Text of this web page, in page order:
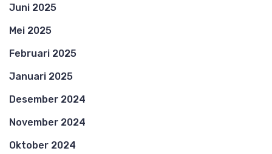
Juni 2025
Mei 2025
Februari 2025
Januari 2025
Desember 2024
November 2024
Oktober 2024